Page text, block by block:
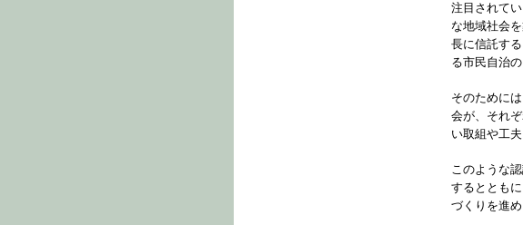
注目されて
な地域社会
長に信託す
る市民自治
そのために
会が、それ
い取組や工
このような
するととも
づくりを進